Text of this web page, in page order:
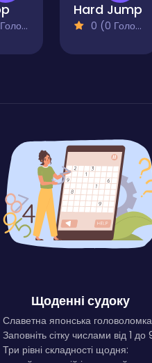
Hard Jump
0 (0 Голосів)
Щоденні судоку
Славетна японська
Заповніть сітку числами від 1 до
Три рівні складності щодня: